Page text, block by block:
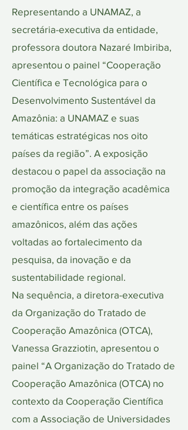
Representando a UNAMAZ, a
secretária-executiva da entidade,
professora doutora Nazaré Imbiriba,
apresentou o painel “Cooperação
Científica e Tecnológica para o
Desenvolvimento Sustentável da
Amazônia: a UNAMAZ e suas
temáticas estratégicas nos oito
países da região”. A exposição
destacou o papel da associação na
promoção da integração acadêmica
e científica entre os países
amazônicos, além das ações
voltadas ao fortalecimento da
pesquisa, da inovação e da
sustentabilidade regional.
Na sequência, a diretora-executiva
da Organização do Tratado de
Cooperação Amazônica (OTCA),
Vanessa Grazziotin, apresentou o
painel “A Organização do Tratado de
Cooperação Amazônica (OTCA) no
contexto da Cooperação Científica
com a Associação de Universidades